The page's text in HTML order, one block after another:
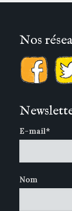
Nos
E-mail*
Nom